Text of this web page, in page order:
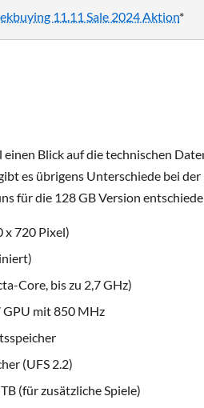
11.11 Sale 2024 Aktion*
Blick auf die technischen
es übrigens Unterschiede bei
für die 128 GB Version
x 720 Pixel)
Core, bis zu 2,7 GHz)
mit 850 MHz
(UFS 2.2)
(für zusätzliche Spiele)